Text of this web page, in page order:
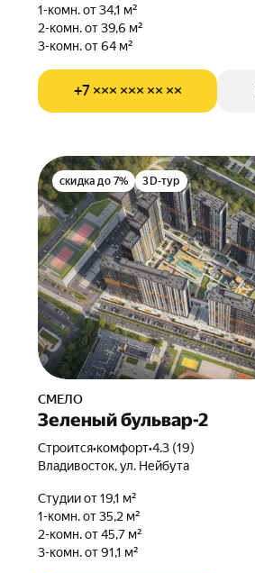
1-комн. от 34,1 м²
2-комн. от 39,6 м²
3-комн. от 64 м²
+7 ××× ××× ×× ××
скидка до 7% 3D-тур
СМЕЛО
Зеленый бульвар-2
Строится•комфорт•4.3 (19)
Владивосток, ул. Нейбута
Студии от 19,1 м²
1-комн. от 35,2 м²
2-комн. от 45,7 м²
3-комн. от 91,1 м²